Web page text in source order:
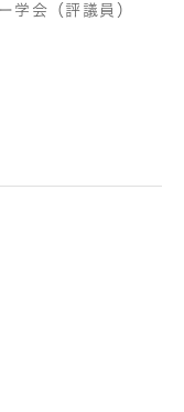
学会（評議員）